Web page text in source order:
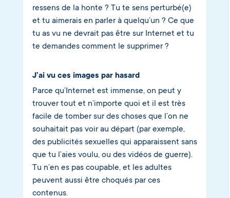
ressens de la honte ? Tu te sens perturbé(e)
et tu aimerais en parler à quelqu’un ? Ce que
tu as vu ne devrait pas être sur Internet et tu
te demandes comment le supprimer ?
J’ai vu ces images par hasard
Parce qu’Internet est immense, on peut y
trouver tout et n’importe quoi et il est très
facile de tomber sur des choses que l’on ne
souhaitait pas voir au départ (par exemple,
des publicités sexuelles qui apparaissent sans
que tu l’aies voulu, ou des vidéos de guerre).
Tu n’en es pas coupable, et les adultes
peuvent aussi être choqués par ces
contenus.